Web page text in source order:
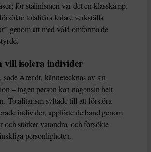
för stalinismen var det en klasskamp.
totalitära ledare verkställa
genom att med våld omforma de
vill isolera individer
sade Arendt, kännetecknas av sin
– ingen person kan någonsin helt
Totalitarism syftade till att förstöra
individer, upplöste de band genom
och stärker varandra, och försökte
personligheten.